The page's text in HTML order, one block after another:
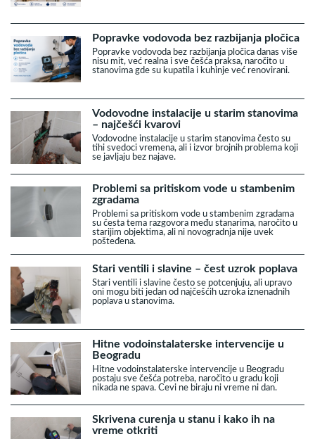
Popravke vodovoda bez razbijanja pločica
Popravke vodovoda bez razbijanja pločica danas više
nisu mit, već realna i sve češća praksa, naročito u
stanovima gde su kupatila i kuhinje već renovirani.
Vodovodne instalacije u starim stanovima
– najčešći kvarovi
Vodovodne instalacije u starim stanovima često su
tihi svedoci vremena, ali i izvor brojnih problema koji
se javljaju bez najave.
Problemi sa pritiskom vode u stambenim
zgradama
Problemi sa pritiskom vode u stambenim zgradama
su česta tema razgovora među stanarima, naročito u
starijim objektima, ali ni novogradnja nije uvek
pošteđena.
Stari ventili i slavine – čest uzrok poplava
Stari ventili i slavine često se potcenjuju, ali upravo
oni mogu biti jedan od najčešćih uzroka iznenadnih
poplava u stanovima.
Hitne vodoinstalaterske intervencije u
Beogradu
Hitne vodoinstalaterske intervencije u Beogradu
postaju sve češća potreba, naročito u gradu koji
nikada ne spava. Cevi ne biraju ni vreme ni dan.
Skrivena curenja u stanu i kako ih na
vreme otkriti